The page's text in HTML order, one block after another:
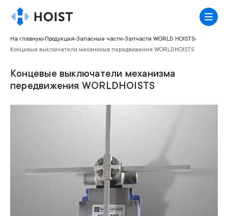
На главную Продукция Запасные части Запчасти WORLD HOISTS
Концевые выключатели механизма передвижения WORLDHOISTS
Концевые выключатели механизма
передвижения WORLDHOISTS